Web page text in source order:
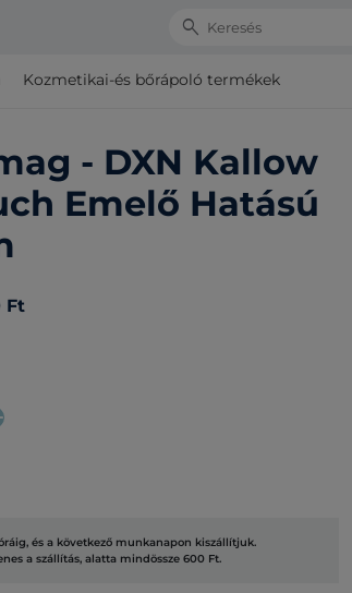
Search
Kozmetikai-és bőrápoló termékek
- DXN Kallow
Emelő Hatású
Ft
és a következő munkanapon kiszállítjuk.
a szállítás, alatta mindössze 600 Ft.